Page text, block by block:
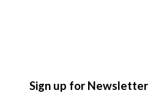
Sign up for Newsletter